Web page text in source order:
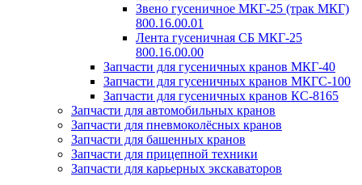
Звено гусеничное МКГ-25 (трак МКГ)
800.16.00.01
Лента гусеничная СБ МКГ-25
800.16.00.00
Запчасти для гусеничных кранов МКГ-40
Запчасти для гусеничных кранов МКГС-100
Запчасти для гусеничных кранов КС-8165
Запчасти для автомобильных кранов
Запчасти для пневмоколёсных кранов
Запчасти для башенных кранов
Запчасти для прицепной техники
Запчасти для карьерных экскаваторов